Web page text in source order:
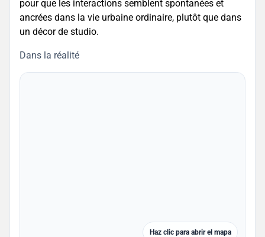
pour que les interactions semblent spontanées et
ancrées dans la vie urbaine ordinaire, plutôt que dans
un décor de studio.
Dans la réalité
Haz clic para abrir el mapa